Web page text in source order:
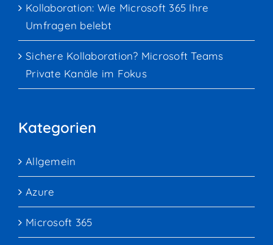
Kollaboration: Wie Microsoft 365 Ihre
Umfragen belebt
Sichere Kollaboration? Microsoft Teams
Private Kanäle im Fokus
Kategorien
Allgemein
Azure
Microsoft 365